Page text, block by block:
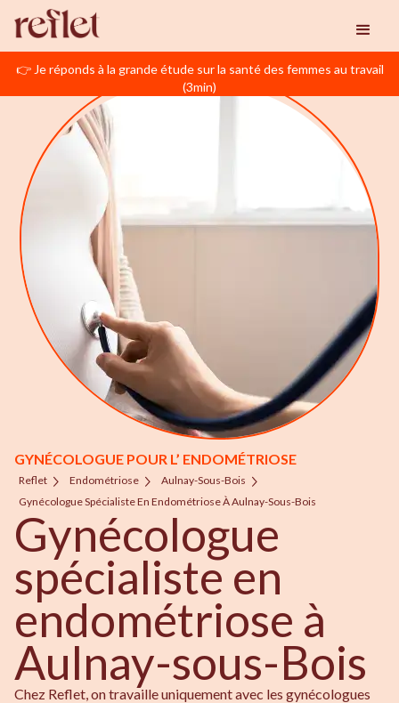
👉 Je réponds à la grande étude sur la santé des femmes au travail
(3min)
GYNÉCOLOGUE POUR L’ ENDOMÉTRIOSE
Reflet Endométriose
Aulnay-Sous-Bois
Gynécologue Spécialiste En Endométriose À Aulnay-Sous-Bois
Gynécologue
spécialiste en
endométriose à
Aulnay-sous-Bois
Chez Reflet, on travaille uniquement avec les gynécologues